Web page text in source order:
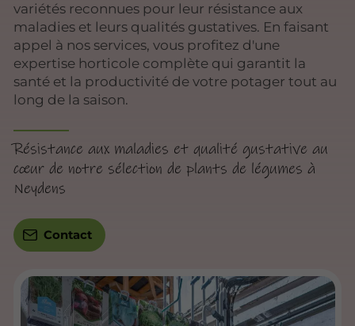
variétés reconnues pour leur résistance aux
maladies et leurs qualités gustatives. En faisant
appel à nos services, vous profitez d'une
expertise horticole complète qui garantit la
santé et la productivité de votre potager tout au
long de la saison.
Résistance aux maladies et qualité gustative au
cœur de notre sélection de plants de légumes à
Neydens
Contact